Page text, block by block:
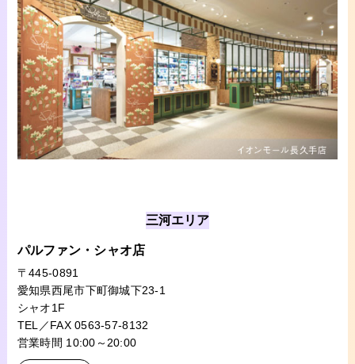
三河エリア
パルファン・シャオ店
〒445-0891
愛知県西尾市下町御城下23-1
シャオ1F
TEL／FAX 0563-57-8132
営業時間 10:00～20:00